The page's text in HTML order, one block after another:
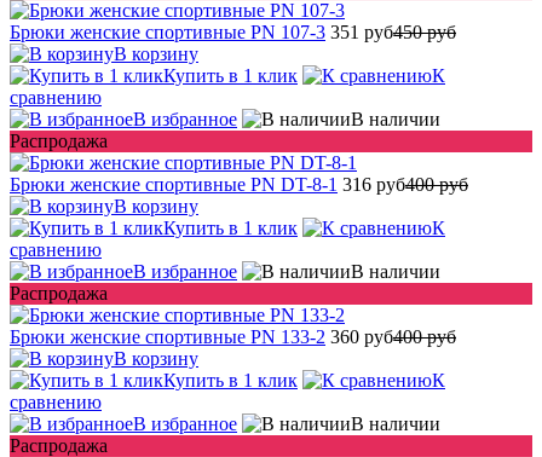
Брюки женские спортивные PN 107-3 351 руб450 руб
В корзину
Купить в 1 клик
К
сравнению
В избранное
В наличии
Распродажа
Брюки женские спортивные PN DT-8-1 316 руб400 руб
В корзину
Купить в 1 клик
К
сравнению
В избранное
В наличии
Распродажа
Брюки женские спортивные PN 133-2 360 руб400 руб
В корзину
Купить в 1 клик
К
сравнению
В избранное
В наличии
Распродажа